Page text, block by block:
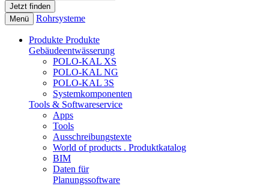
Menü Rohrsysteme
Produkte Produkte
Gebäudeentwässerung
POLO-KAL XS
POLO-KAL NG
POLO-KAL 3S
Systemkomponenten
Tools & Softwareservice
Apps
Tools
Ausschreibungstexte
World of products . Produktkatalog
BIM
Daten für
Planungssoftware